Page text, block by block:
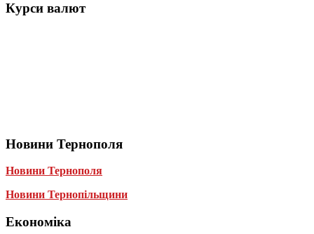
Курси валют
Новини Тернополя
Новини Тернополя
Новини Тернопільщини
Економіка